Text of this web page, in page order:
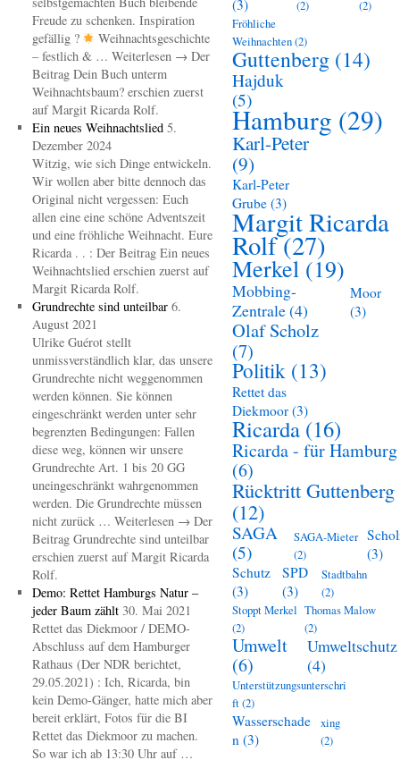
Freude zu schenken. Inspiration
gefällig ?
Weihnachtsgeschichte
– festlich & … Weiterlesen → Der
Beitrag Dein Buch unterm
Weihnachtsbaum? erschien zuerst
auf Margit Ricarda Rolf.
Ein neues Weihnachtslied 5.
Dezember 2024
Witzig, wie sich Dinge entwickeln.
Wir wollen aber bitte dennoch das
Original nicht vergessen: Euch
allen eine eine schöne Adventszeit
und eine fröhliche Weihnacht. Eure
Ricarda . . : Der Beitrag Ein neues
Weihnachtslied erschien zuerst auf
Margit Ricarda Rolf.
Grundrechte sind unteilbar 6.
August 2021
Ulrike Guérot stellt
unmissverständlich klar, das unsere
Grundrechte nicht weggenommen
werden können. Sie können
eingeschränkt werden unter sehr
begrenzten Bedingungen: Fallen
diese weg, können wir unsere
Grundrechte Art. 1 bis 20 GG
uneingeschränkt wahrgenommen
werden. Die Grundrechte müssen
nicht zurück … Weiterlesen → Der
Beitrag Grundrechte sind unteilbar
erschien zuerst auf Margit Ricarda
Rolf.
Demo: Rettet Hamburgs Natur –
jeder Baum zählt 30. Mai 2021
Rettet das Diekmoor / DEMO-
Abschluss auf dem Hamburger
Rathaus (Der NDR berichtet,
29.05.2021) : Ich, Ricarda, bin
kein Demo-Gänger, hatte mich aber
bereit erklärt, Fotos für die BI
Rettet das Diekmoor zu machen.
So war ich ab 13:30 Uhr auf …
(3) (2)
(2)
Fröhliche
Weihnachten(2)
Guttenberg (14)
Hajduk
(5)
Hamburg (29)
Karl-Peter
(9)
Karl-Peter
Grube (3)
Margit Ricarda
Rolf(27)
Merkel (19)
Mobbing-
Zentrale(4)
Moor
(3)
Olaf Scholz
(7)
Politik (13)
Rettet das
Diekmoor (3)
Ricarda (16)
Ricarda - für Hamburg
(6)
Rücktritt Guttenberg
(12)
SAGA
(5)
SAGA-Mieter
(2)
(3)
Schutz
(3)
SPD
(3)
Stadtbahn
(2)
Stoppt Merkel
(2)
Thomas Malow
(2)
Umwelt
(6)
Umweltschutz
(4)
Unterstützungsunterschri
ft(2)
Wasserschade
n (3)
xing
(2)